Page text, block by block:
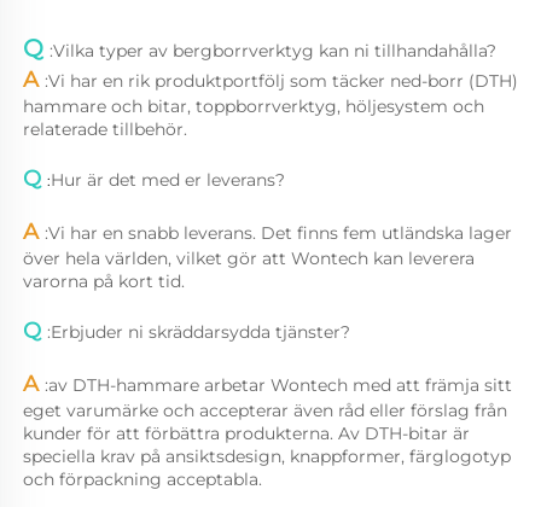
Q :Vilka typer av bergborrverktyg kan ni tillhandahålla?
A :Vi har en rik produktportfölj som täcker ned-borr (DTH)
hammare och bitar, toppborrverktyg, höljesystem och
relaterade tillbehör.
Q :Hur är det med er leverans?
A :Vi har en snabb leverans. Det finns fem utländska lager
över hela världen, vilket gör att Wontech kan leverera
varorna på kort tid.
Q :Erbjuder ni skräddarsydda tjänster?
A :av DTH-hammare arbetar Wontech med att främja sitt
eget varumärke och accepterar även råd eller förslag från
kunder för att förbättra produkterna. Av DTH-bitar är
speciella krav på ansiktsdesign, knappformer, färglogotyp
och förpackning acceptabla.